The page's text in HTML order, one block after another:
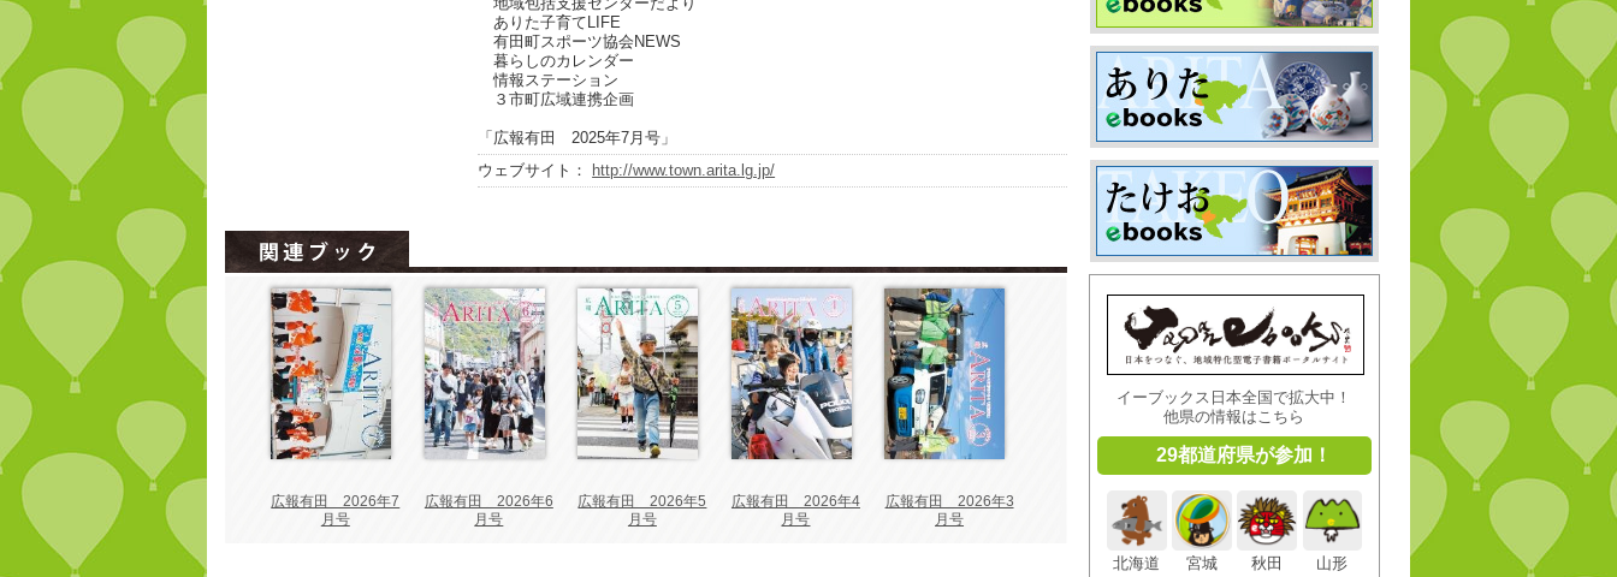
ありた子育てLIFE
有田町スポーツ協会NEWS
暮らしのカレンダー
情報ステーション
３市町広域連携企画
「広報有田 2025年7月号」
ウェブサイト： http://www.town.arita.lg.jp/
広報有田 2026年7
月号
広報有田 2026年6
月号
広報有田 2026年5
月号
広報有田 2026年4
月号
広報有田 2026年3
月号
イーブックス日本全国で拡大中！
他県の情報はこちら
29都道府県が参加！
北海道 宮城 秋田 山形